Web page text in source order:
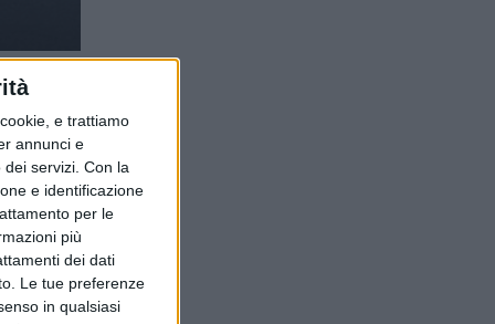
e trattiamo
annunci e
servizi. Con la
e identificazione
per le
più
dei dati
Le tue preferenze
in qualsiasi